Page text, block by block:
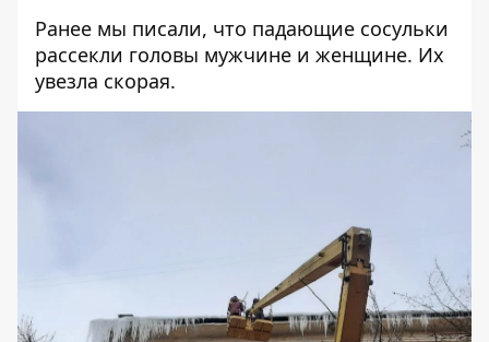
Ранее мы писали, что падающие сосульки
рассекли головы мужчине и женщине. Их
увезла скорая.